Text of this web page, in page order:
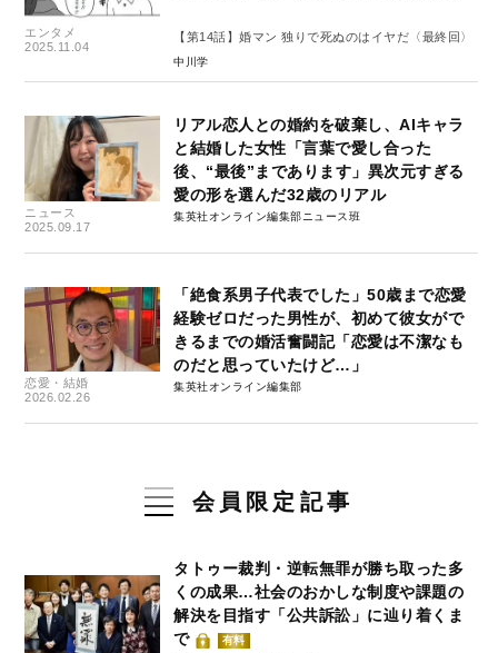
エンタメ
2025.11.04
【第14話】婚マン 独りで死ぬのはイヤだ〈最終回〉
中川学
ニュース
2025.09.17
リアル恋人との婚約を破棄し、AIキャラ
と結婚した女性「言葉で愛し合った
後、“最後”まであります」異次元すぎる
愛の形を選んだ32歳のリアル
集英社オンライン編集部ニュース班
恋愛・結婚
2026.02.26
「絶食系男子代表でした」50歳まで恋愛
経験ゼロだった男性が、初めて彼女がで
きるまでの婚活奮闘記「恋愛は不潔なも
のだと思っていたけど…」
集英社オンライン編集部
会員限定記事
タトゥー裁判・逆転無罪が勝ち取った多
くの成果…社会のおかしな制度や課題の
解決を目指す「公共訴訟」に辿り着くま
で
有料